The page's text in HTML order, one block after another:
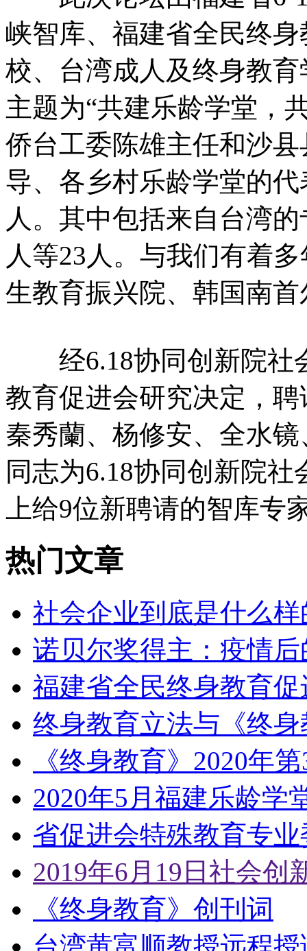
峡智库、福建省全民终
校、台湾成人及终身教
主题为“共建乐龄学堂，
侨台工委陈雄主任和沙
导、各乡村乐龄学堂的
人。其中包括来自台湾
人等23人。与我们有着
生教育振兴院、韩国南
经6.18协同创新院社
教育促进会研究决定，
秦秀蘭、杨修安、全水
同志为6.18协同创新院
上给9位新聘请的智库专
热门文章
社会企业到底是什么样
诺贝尔奖得主：疫情
福建省全民终身教育
终身教育立法与《终
《终身教育》2020年
2020年5月福建乐龄学
省促进会特殊教育专
2019年6月19日社会创
《终身教育》创刊词